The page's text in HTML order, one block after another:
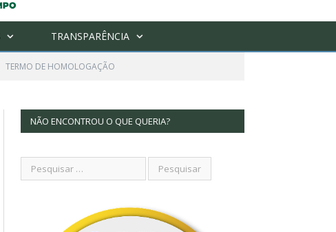
TRANSPARÊNCIA
TERMO DE HOMOLOGAÇÃO
NÃO ENCONTROU O QUE QUERIA?